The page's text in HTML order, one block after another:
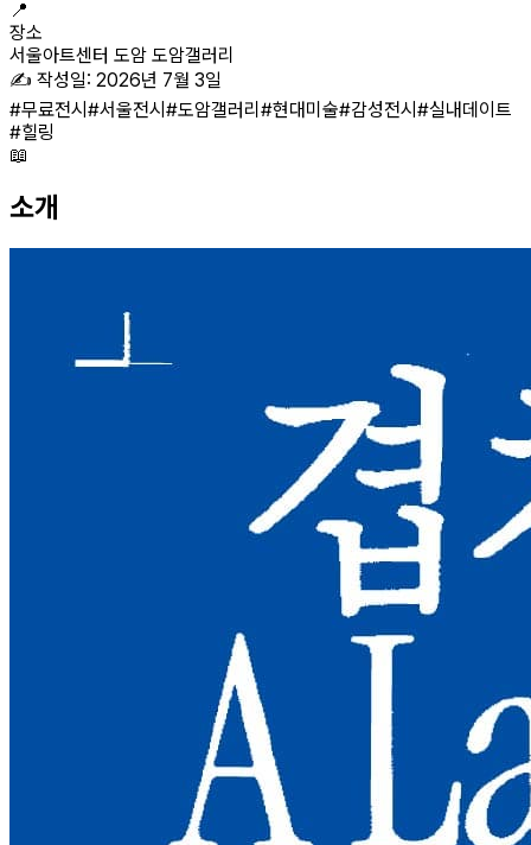
📍
장소
서울아트센터 도암 도암갤러리
✍️ 작성일: 2026년 7월 3일
#무료전시 #서울전시 #도암갤러리 #현대미술#감성전시 #실내데이트
#힐링
📖
소개